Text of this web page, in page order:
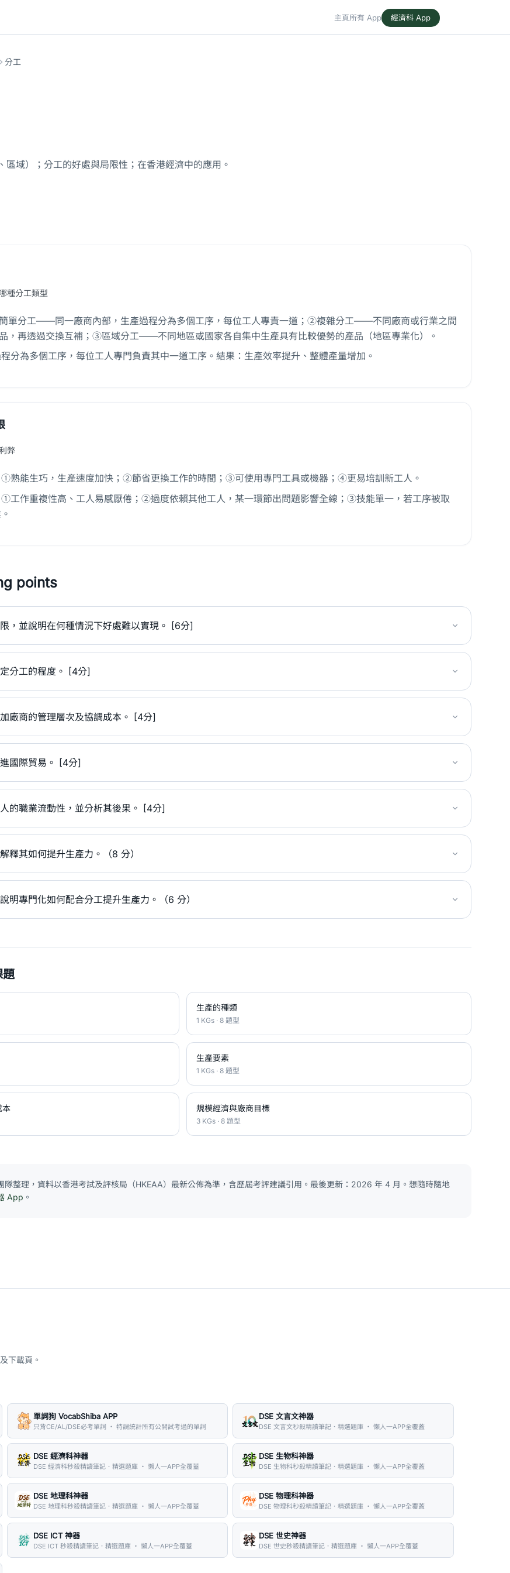
主頁所有 App 經濟科 App
分工
區域）；分工的好處與局限性；在香港經濟中的應用。
種分工類型
單分工——同一廠商內部，生產過程分為多個工序，每位工人專責一道；②複雜分工——不同廠商或行業之間
，再透過交換互補；③區域分工——不同地區或國家各自集中生產具有比較優勢的產品（地區專業化）。
分為多個工序，每位工人專門負責其中一道工序。結果：生產效率提升、整體產量增加。
弊
①熟能生巧，生產速度加快；②節省更換工作的時間；③可使用專門工具或機器；④更易培訓新工人。
工作重複性高、工人易感厭倦；②過度依賴其他工人，某一環節出問題影響全線；③技能單一，若工序被取
points
，並說明在何種情況下好處難以實現。 [6分]
分工的程度。 [4分]
廠商的管理層次及協調成本。 [4分]
國際貿易。 [4分]
的職業流動性，並分析其後果。 [4分]
釋其如何提升生產力。（8 分）
明專門化如何配合分工提升生產力。（6 分）
題
生產的種類
1 KGs · 8 題型
生產要素
1 KGs · 8 題型
本 規模經濟與廠商目標
3 KGs · 8 題型
隊整理，資料以香港考試及評核局（HKEAA）最新公佈為準，含歷屆考評建議引用。最後更新：2026 年 4 月。想隨時隨地
App 。
下載頁。
單詞狗 VocabShiba APP
只背CE/AL/DSE必考單詞 ・ 特調統計所有公開試考過的單詞
DSE 文言文神器
DSE 文言文秒殺精讀筆記．精選題庫 ・ 懶人一APP全覆蓋
DSE 經濟科神器
DSE 經濟科秒殺精讀筆記．精選題庫 ・ 懶人一APP全覆蓋
DSE 生物科神器
DSE 生物科秒殺精讀筆記．精選題庫 ・ 懶人一APP全覆蓋
DSE 地理科神器
DSE 地理科秒殺精讀筆記．精選題庫 ・ 懶人一APP全覆蓋
DSE 物理科神器
DSE 物理科秒殺精讀筆記．精選題庫 ・ 懶人一APP全覆蓋
DSE ICT 神器
DSE ICT 秒殺精讀筆記．精選題庫 ・ 懶人一APP全覆蓋
DSE 世史神器
DSE 世史秒殺精讀筆記．精選題庫 ・ 懶人一APP全覆蓋